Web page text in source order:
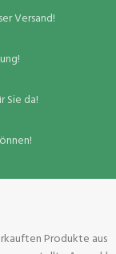
Versand!
Sie da!
Produkte aus